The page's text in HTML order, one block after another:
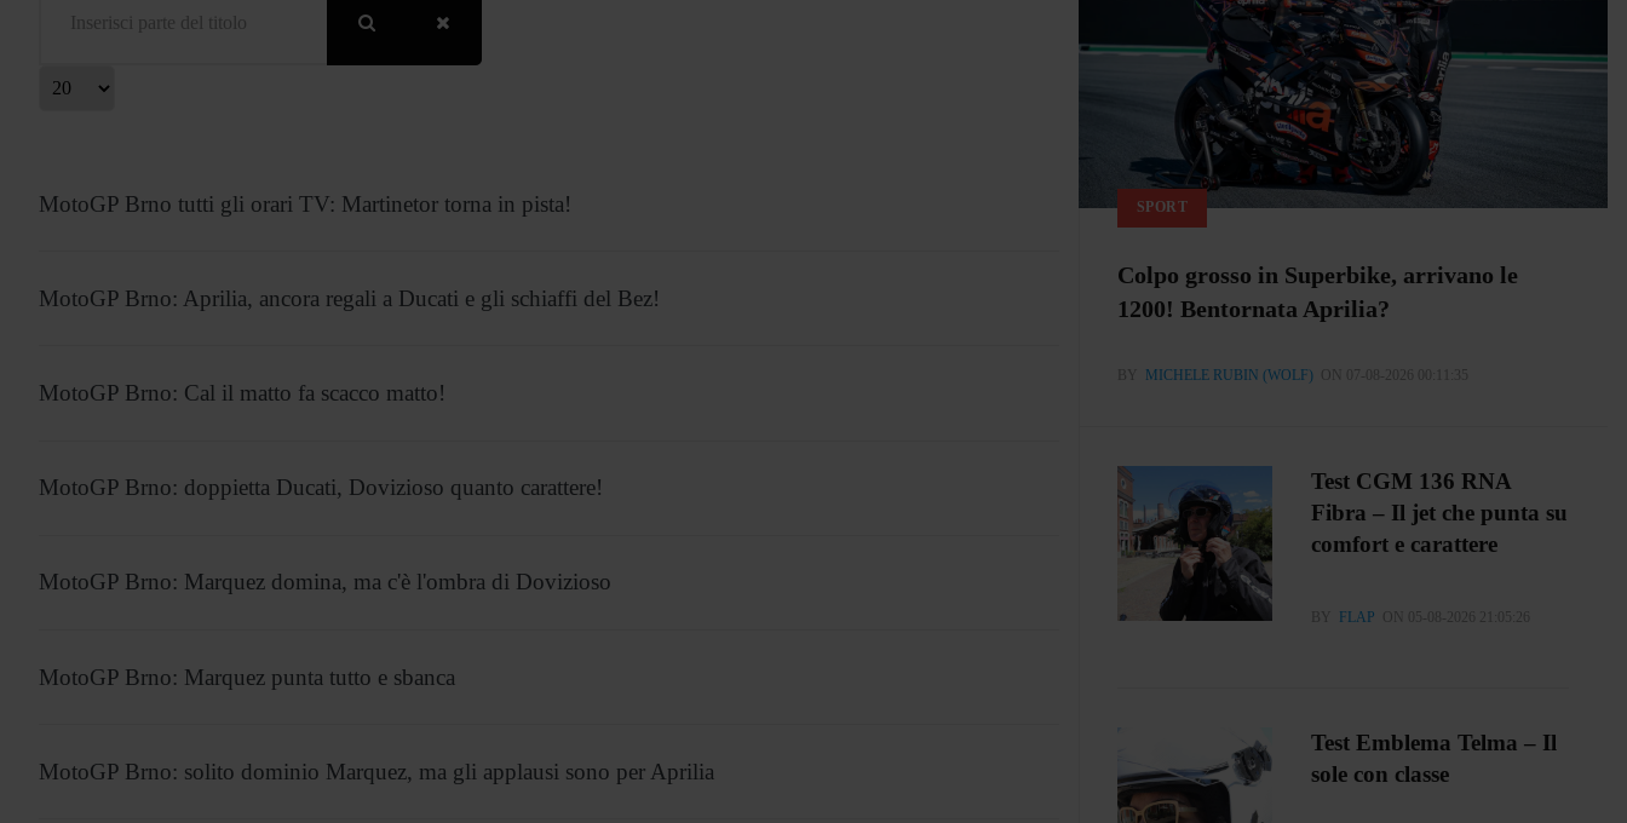
MotoGP Brno tutti gli orari TV: Martinetor torna in pista!
MotoGP Brno: Aprilia, ancora regali a Ducati e gli schiaffi del Bez!
MotoGP Brno: Cal il matto fa scacco matto!
MotoGP Brno: doppietta Ducati, Dovizioso quanto carattere!
MotoGP Brno: Marquez domina, ma c'è l'ombra di Dovizioso
MotoGP Brno: Marquez punta tutto e sbanca
MotoGP Brno: solito dominio Marquez, ma gli applausi sono per Aprilia
SPORT
Colpo grosso in Superbike, arrivano le
1200! Bentornata Aprilia?
BY MICHELE RUBIN (WOLF) ON 07-08-2026 00:11:35
Test CGM 136 RNA
Fibra – Il jet che punta su
comfort e carattere
BY FLAP ON 05-08-2026 21:05:26
Test Emblema Telma – Il
sole con classe